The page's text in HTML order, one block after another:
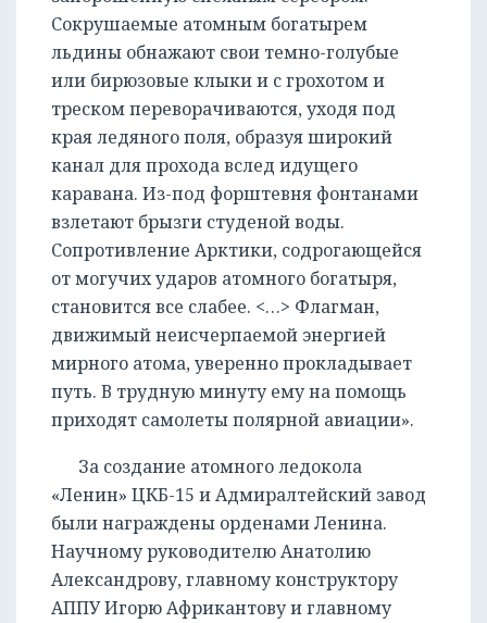
Сокрушаемые атомным богатырем
льдины обнажают свои темно-голубые
или бирюзовые клыки и с грохотом и
треском переворачиваются, уходя под
края ледяного поля, образуя широкий
канал для прохода вслед идущего
каравана. Из-под форштевня фонтанами
взлетают брызги студеной воды.
Сопротивление Арктики, содрогающейся
от могучих ударов атомного богатыря,
становится все слабее. <…> Флагман,
движимый неисчерпаемой энергией
мирного атома, уверенно прокладывает
путь. В трудную минуту ему на помощь
приходят самолеты полярной авиации».
За создание атомного ледокола
«Ленин» ЦКБ-15 и Адмиралтейский завод
были награждены орденами Ленина.
Научному руководителю Анатолию
Александрову, главному конструктору
АППУ Игорю Африкантову и главному